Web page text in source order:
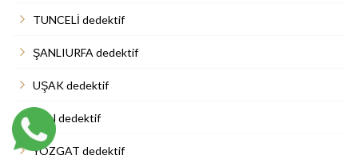
TUNCELİ dedektif
ŞANLIURFA dedektif
UŞAK dedektif
VAN dedektif
YOZGAT dedektif